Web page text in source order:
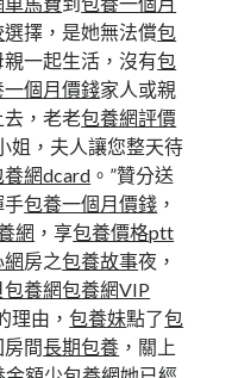
選擇，是她無法償包
親一起生活，沒有包
一個月價錢家人或親
，老老包養網評價
姐，夫人讓您整天待
養網dcard 。”贊分送
手包養一個月價錢 ，
網 ，享包養價格ptt
網房之包養故事夜，
包養網包養網VIP
理由，包養妹點了包
房間長期包養 ，關上